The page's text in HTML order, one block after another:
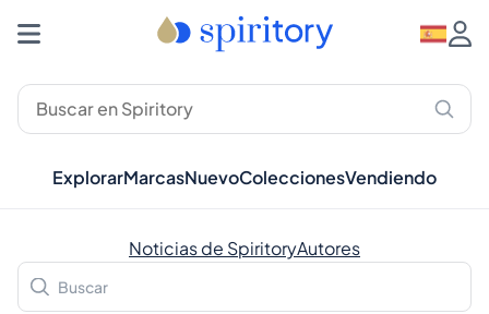
ExplorarMarcasNuevoColeccionesVendiendo
Noticias de SpiritoryAutores